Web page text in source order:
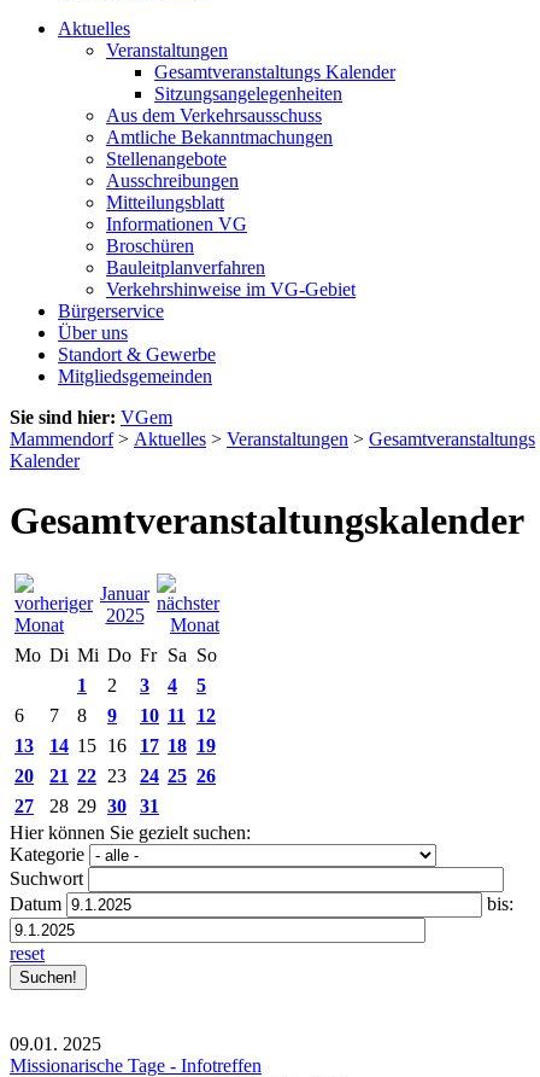
Aktuelles
Veranstaltungen
Gesamtveranstaltungs Kalender
Sitzungsangelegenheiten
Aus dem Verkehrsausschuss
Amtliche Bekanntmachungen
Stellenangebote
Ausschreibungen
Mitteilungsblatt
Informationen VG
Broschüren
Bauleitplanverfahren
Verkehrshinweise im VG-Gebiet
Bürgerservice
Über uns
Standort & Gewerbe
Mitgliedsgemeinden
Sie sind hier: VGem
Mammendorf> Aktuelles > Veranstaltungen > Gesamtveranstaltungs
Kalender
Gesamtveranstaltungskalender
Januar
2025
Mo Di Mi Do Fr Sa So
1
2 3 4
5
6
7 8 9 10 11
12
13
14 15 16 17 18 19
20
21 22 23 24 25 26
27
28 29 30
31
Hier können Sie gezielt suchen:
Kategorie
Suchwort
Datum
bis:
reset
09.01. 2025
Missionarische Tage - Infotreffen